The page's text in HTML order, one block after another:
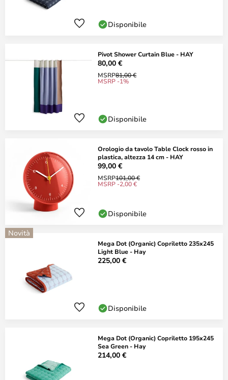
Disponibile
Pivot Shower Curtain Blue - HAY
80,00 €
MSRP81,00 €
MSRP -1%
Disponibile
Orologio da tavolo Table Clock rosso in
plastica, altezza 14 cm - HAY
99,00 €
MSRP101,00 €
MSRP -2,00 €
Disponibile
Novità
Mega Dot (Organic) Copriletto 235x245
Light Blue - Hay
225,00 €
Disponibile
Mega Dot (Organic) Copriletto 195x245
Sea Green - Hay
214,00 €